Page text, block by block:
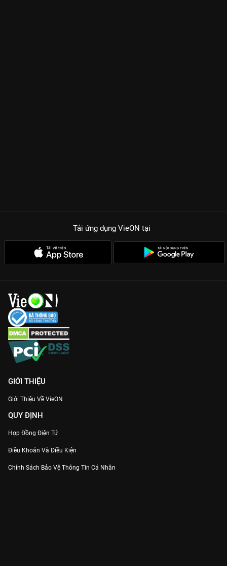
Tải ứng dụng VieON tại
GIỚI THIỆU
Giới Thiệu Về VieON
QUY ĐỊNH
Hợp Đồng Điện Tử
Điều Khoản Và Điều Kiện
Chính Sách Bảo Vệ Thông Tin Cá Nhân